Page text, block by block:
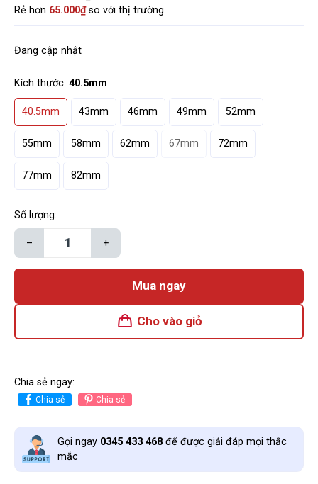
Rẻ hơn 65.000₫so với thị trường
Đang cập nhật
Kích thước: 40.5mm
40.5mm 43mm 46mm 49mm 52mm
55mm 58mm 62mm 67mm 72mm
77mm 82mm
Số lượng:
– +
Mua ngay
Cho vào giỏ
Chia sẻ ngay:
Chia sẻ Chia sẻ
Gọi ngay 0345 433 468 để được giải đáp mọi thắc
mắc